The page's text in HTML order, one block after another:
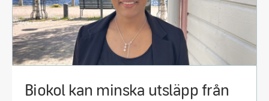
Biokol kan minska utsläpp från